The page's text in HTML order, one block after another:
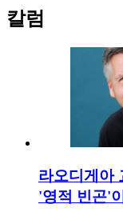
칼럼
라오디게아
'영적 빈곤'